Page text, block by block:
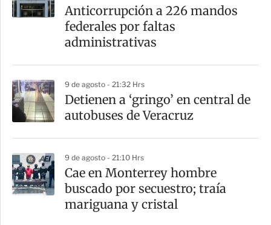
Anticorrupción a 226 mandos
federales por faltas
administrativas
9 de agosto - 21:32 Hrs
Detienen a ‘gringo’ en central de
autobuses de Veracruz
9 de agosto - 21:10 Hrs
Cae en Monterrey hombre
buscado por secuestro; traía
mariguana y cristal